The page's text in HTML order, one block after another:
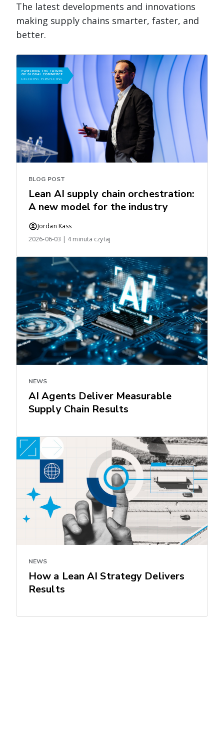
The latest developments and innovations
making supply chains smarter, faster, and
better.
BLOG POST
Lean AI supply chain orchestration:
A new model for the industry
Jordan Kass
2026-06-03 | 4 minuta czytaj
NEWS
AI Agents Deliver Measurable
Supply Chain Results
NEWS
How a Lean AI Strategy Delivers
Results